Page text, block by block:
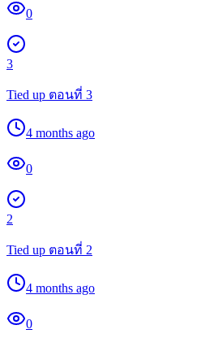
0
3
Tied up ตอนที่ 3
4 months ago
0
2
Tied up ตอนที่ 2
4 months ago
0